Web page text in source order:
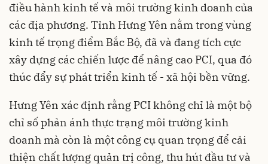
điều hành kinh tế và môi trường kinh doanh của
các địa phương. Tỉnh Hưng Yên nằm trong vùng
kinh tế trọng điểm Bắc Bộ, đã và đang tích cực
xây dựng các chiến lược để nâng cao PCI, qua đó
thúc đẩy sự phát triển kinh tế - xã hội bền vững.
Hưng Yên xác định rằng PCI không chỉ là một bộ
chỉ số phản ánh thực trạng môi trường kinh
doanh mà còn là một công cụ quan trọng để cải
thiện chất lượng quản trị công, thu hút đầu tư và